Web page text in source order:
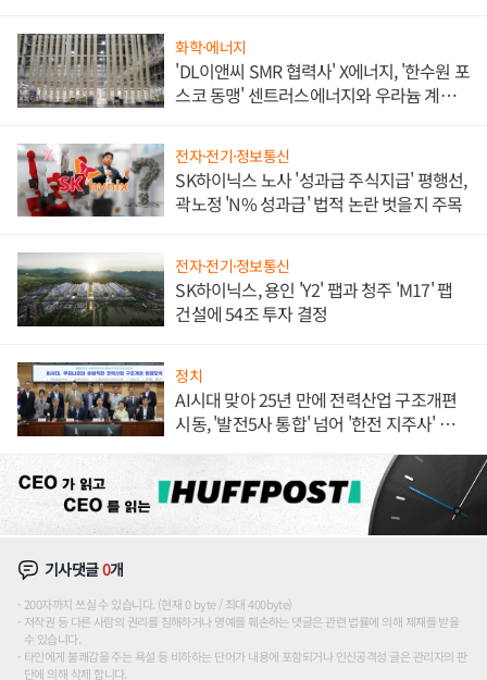
화학·에너지
'DL이앤씨 SMR 협력사' X에너지, '한수원 포
스코 동맹' 센트러스에너지와 우라늄 계약
전자·전기·정보통신
SK하이닉스 노사 '성과급 주식지급' 평행선,
곽노정 'N% 성과급' 법적 논란 벗을지 주목
전자·전기·정보통신
SK하이닉스, 용인 'Y2' 팹과 청주 'M17' 팹
건설에 54조 투자 결정
정치
AI시대 맞아 25년 만에 전력산업 구조개편
시동, '발전5사 통합' 넘어 '한전 지주사' 재편
기사댓글0개
200자까지 쓰실 수 있습니다. (현재 0 byte / 최대 400byte)
저작권 등 다른 사람의 권리를 침해하거나 명예를 훼손하는 댓글은 관련 법률에 의해 제재를 받을
수 있습니다.
타인에게 불쾌감을 주는 욕설 등 비하하는 단어가 내용에 포함되거나 인신공격성 글은 관리자의 판
단에 의해 삭제 합니다.